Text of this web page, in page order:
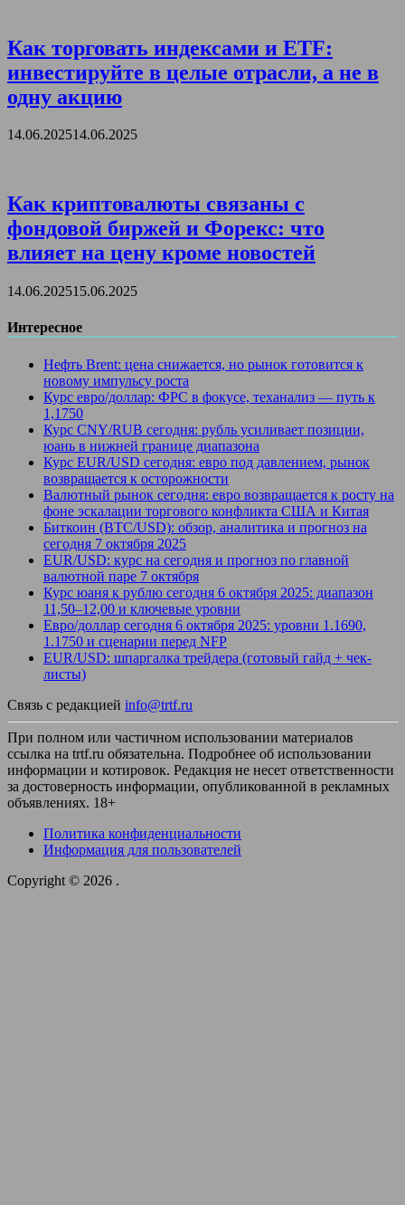
Как торговать индексами и ETF:
инвестируйте в целые отрасли, а не в
одну акцию
14.06.202514.06.2025
Как криптовалюты связаны с
фондовой биржей и Форекс: что
влияет на цену кроме новостей
14.06.202515.06.2025
Интересное
Нефть Brent: цена снижается, но рынок готовится к
новому импульсу роста
Курс евро/доллар: ФРС в фокусе, теханализ — путь к
1,1750
Курс CNY/RUB сегодня: рубль усиливает позиции,
юань в нижней границе диапазона
Курс EUR/USD сегодня: евро под давлением, рынок
возвращается к осторожности
Валютный рынок сегодня: евро возвращается к росту на
фоне эскалации торгового конфликта США и Китая
Биткоин (BTC/USD): обзор, аналитика и прогноз на
сегодня 7 октября 2025
EUR/USD: курс на сегодня и прогноз по главной
валютной паре 7 октября
Курс юаня к рублю сегодня 6 октября 2025: диапазон
11,50–12,00 и ключевые уровни
Евро/доллар сегодня 6 октября 2025: уровни 1.1690,
1.1750 и сценарии перед NFP
EUR/USD: шпаргалка трейдера (готовый гайд + чек-
листы)
Связь с редакцией info@trtf.ru
При полном или частичном использовании материалов
ссылка на trtf.ru обязательна. Подробнее об использовании
информации и котировок. Редакция не несет ответственности
за достоверность информации, опубликованной в рекламных
объявлениях. 18+
Политика конфиденциальности
Информация для пользователей
Copyright © 2026 .